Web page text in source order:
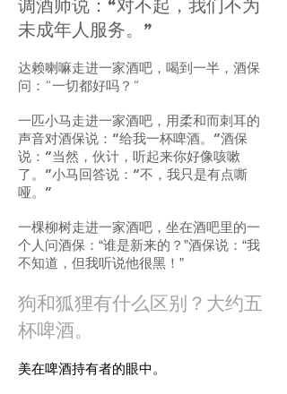
调酒师说：“对不起，我们不为
未成年人服务。”
达赖喇嘛走进一家酒吧，喝到一半，酒保
问：“一切都好吗？”
一匹小马走进一家酒吧，用柔和而刺耳的
声音对酒保说：“给我一杯啤酒。”酒保
说：“当然，伙计，听起来你好像咳嗽
了。”小马回答说：“不，我只是有点嘶
哑。”
一棵柳树走进一家酒吧，坐在酒吧里的一
个人问酒保：“谁是新来的？”酒保说：“我
不知道，但我听说他很黑！”
狗和狐狸有什么区别？大约五
杯啤酒。
美在啤酒持有者的眼中。